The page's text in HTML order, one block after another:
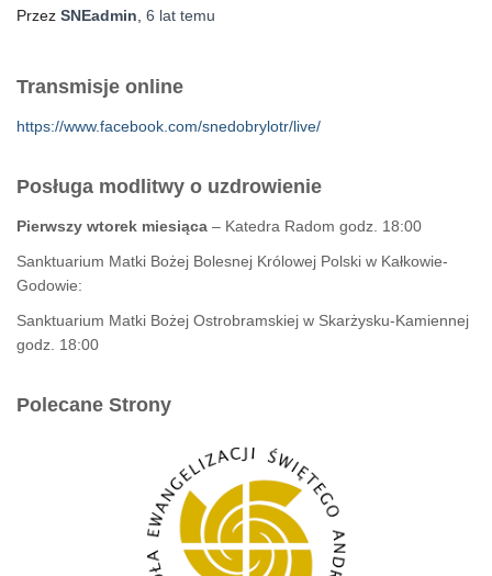
Przez SNEadmin, 6 lat temu
Transmisje online
https://www.facebook.com/snedobrylotr/live/
Posługa modlitwy o uzdrowienie
Pierwszy wtorek miesiąca – Katedra Radom godz. 18:00
Sanktuarium Matki Bożej Bolesnej Królowej Polski w Kałkowie-
Godowie:
Sanktuarium Matki Bożej Ostrobramskiej w Skarżysku-Kamiennej
godz. 18:00
Polecane Strony